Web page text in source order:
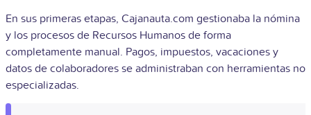
En sus primeras etapas, Cajanauta.com gestionaba la nómina
y los procesos de Recursos Humanos de forma
completamente manual. Pagos, impuestos, vacaciones y
datos de colaboradores se administraban con herramientas no
especializadas.